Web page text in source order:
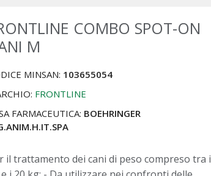
COMBO SPOT-ON
M
MINSAN: 103655054
FRONTLINE
FARMACEUTICA: BOEHRINGER
il trattamento dei cani di peso compreso tra i